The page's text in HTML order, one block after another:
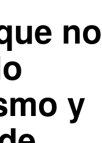
no
y